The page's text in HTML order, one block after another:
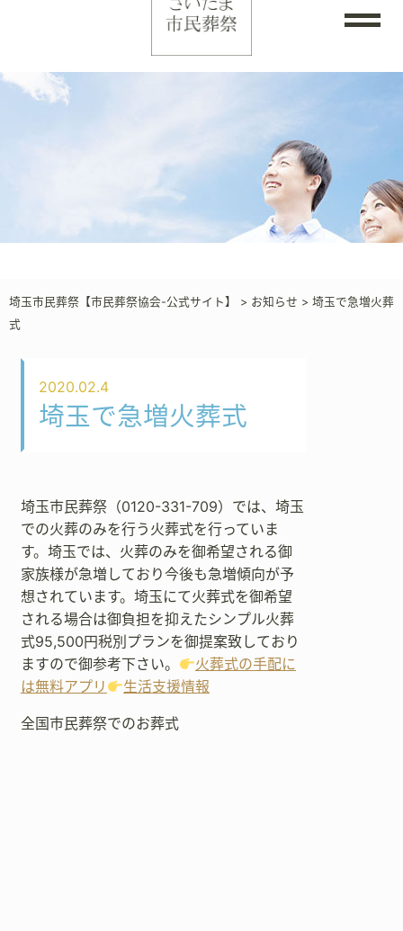
埼玉市民葬祭【市民葬祭協会-公式サイト】 > お知らせ > 埼玉で急増火葬
式
2020.02.4
埼玉で急増火葬式
埼玉市民葬祭（0120-331-709）では、埼玉
での火葬のみを行う火葬式を行っていま
す。埼玉では、火葬のみを御希望される御
家族様が急増しており今後も急増傾向が予
想されています。埼玉にて火葬式を御希望
される場合は御負担を抑えたシンプル火葬
式95,500円税別プランを御提案致しており
ますので御参考下さい。
火葬式の手配に
は無料アプリ
生活支援情報
全国市民葬祭でのお葬式